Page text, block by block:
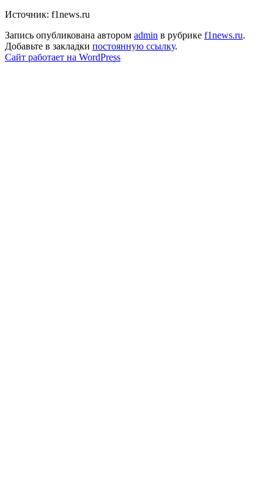
Источник: f1news.ru
Запись опубликована автором admin в рубрике f1news.ru.
Добавьте в закладки постоянную ссылку.
Сайт работает на WordPress